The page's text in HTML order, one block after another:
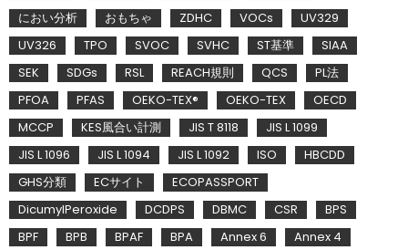
におい分析
おもちゃ ZDHC VOCs
UV329
UV326
TPO SVOC SVHC ST基準
SIAA
SEK
SDGs RSL REACH規則 QCS
PL法
PFOA
PFAS OEKO-TEX® OEKO-TEX
OECD
MCCP
KES風合い計測 JIS T 8118
JIS L 1099
JIS L 1096
JIS L 1094 JIS L 1092 ISO
HBCDD
GHS分類
ECサイト
ECOPASSPORT
DicumylPeroxide
DCDPS DBMC CSR
BPS
BPF
BPB BPAF BPA Annex 6 Annex 4